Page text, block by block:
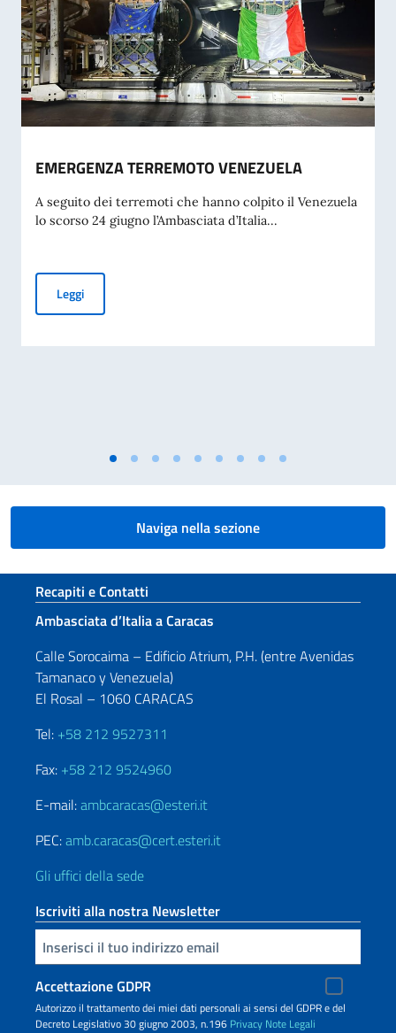
EMERGENZA TERREMOTO VENEZUELA
A seguito dei terremoti che hanno colpito il Venezuela
lo scorso 24 giugno l’Ambasciata d’Italia...
LeggiEMERGENZA TERREMOTO VENEZUELA
Naviga nella sezione
Sezione footer
Recapiti e Contatti
Ambasciata d’Italia a Caracas
Calle Sorocaima – Edificio Atrium, P.H. (entre Avenidas
Tamanaco y Venezuela)
El Rosal – 1060 CARACAS
Tel: +58 212 9527311
Fax: +58 212 9524960
E-mail:ambcaracas@esteri.it
PEC:amb.caracas@cert.esteri.it
Gli uffici della sede
Iscriviti alla nostra Newsletter
Inserisci la tua email
Accettazione GDPR
Autorizzo il trattamento dei miei dati personali ai sensi del GDPR e del
Decreto Legislativo 30 giugno 2003, n.196 Privacy Note Legali